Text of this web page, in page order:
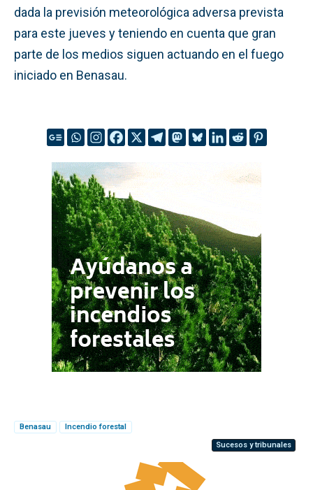
dada la previsión meteorológica adversa prevista
para este jueves y teniendo en cuenta que gran
parte de los medios siguen actuando en el fuego
iniciado en Benasau.
Benasau
Incendio forestal
Sucesos y tribunales